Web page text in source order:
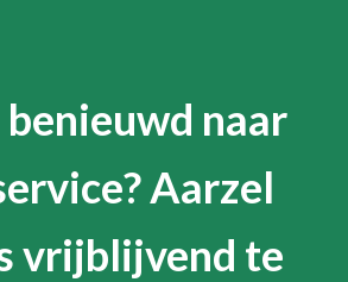
benieuwd naar
Aarzel
vrijblijvend te